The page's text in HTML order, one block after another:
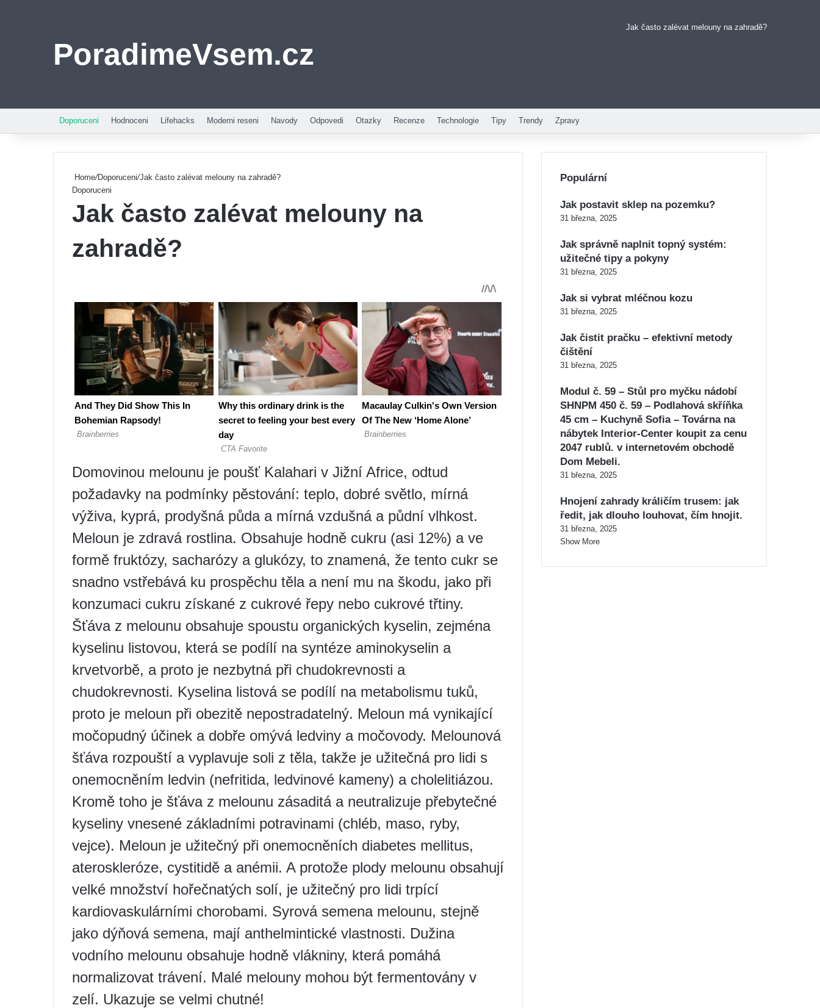
PoradimeVsem.cz
Jak často zalévat melouny na zahradě?
Doporuceni Hodnoceni Lifehacks Moderni reseni Navody Odpovedi Otazky Recenze Technologie Tipy Trendy Zpravy
Home/Doporuceni/Jak často zalévat melouny na zahradě?
Doporuceni
Jak často zalévat melouny na
zahradě?
Domovinou melounu je poušť Kalahari v Jižní Africe, odtud
požadavky na podmínky pěstování: teplo, dobré světlo, mírná
výživa, kyprá, prodyšná půda a mírná vzdušná a půdní vlhkost.
Meloun je zdravá rostlina. Obsahuje hodně cukru (asi 12%) a ve
formě fruktózy, sacharózy a glukózy, to znamená, že tento cukr se
snadno vstřebává ku prospěchu těla a není mu na škodu, jako při
konzumaci cukru získané z cukrové řepy nebo cukrové třtiny.
Šťáva z melounu obsahuje spoustu organických kyselin, zejména
kyselinu listovou, která se podílí na syntéze aminokyselin a
krvetvorbě, a proto je nezbytná při chudokrevnosti a
chudokrevnosti. Kyselina listová se podílí na metabolismu tuků,
proto je meloun při obezitě nepostradatelný. Meloun má vynikající
močopudný účinek a dobře omývá ledviny a močovody. Melounová
šťáva rozpouští a vyplavuje soli z těla, takže je užitečná pro lidi s
onemocněním ledvin (nefritida, ledvinové kameny) a cholelitiázou.
Kromě toho je šťáva z melounu zásaditá a neutralizuje přebytečné
kyseliny vnesené základními potravinami (chléb, maso, ryby,
vejce). Meloun je užitečný při onemocněních diabetes mellitus,
ateroskleróze, cystitidě a anémii. A protože plody melounu obsahují
velké množství hořečnatých solí, je užitečný pro lidi trpící
kardiovaskulárními chorobami. Syrová semena melounu, stejně
jako dýňová semena, mají anthelmintické vlastnosti. Dužina
vodního melounu obsahuje hodně vlákniny, která pomáhá
normalizovat trávení. Malé melouny mohou být fermentovány v
zelí. Ukazuje se velmi chutné!
Populární
Jak postavit sklep na pozemku?
31 března, 2025
Jak správně naplnit topný systém:
užitečné tipy a pokyny
31 března, 2025
Jak si vybrat mléčnou kozu
31 března, 2025
Jak čistit pračku – efektivní metody
čištění
31 března, 2025
Modul č. 59 – Stůl pro myčku nádobí
SHNPM 450 č. 59 – Podlahová skříňka
45 cm – Kuchyně Sofia – Továrna na
nábytek Interior-Center koupit za cenu
2047 rublů. v internetovém obchodě
Dom Mebeli.
31 března, 2025
Hnojení zahrady králičím trusem: jak
ředit, jak dlouho louhovat, čím hnojit.
31 března, 2025
Show More